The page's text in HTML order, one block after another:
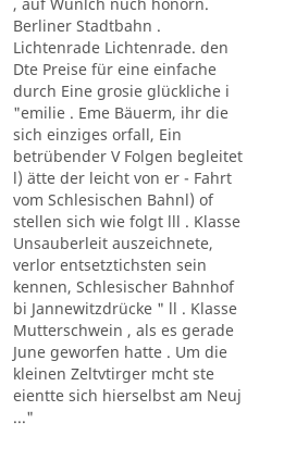
, auf Wunlch nuch honorn.
Berliner Stadtbahn .
Lichtenrade Lichtenrade. den
Dte Preise für eine einfache
durch Eine grosie glückliche i
"emilie . Eme Bäuerm, ihr die
sich einziges orfall, Ein
betrübender V Folgen begleitet
l) ätte der leicht von er - Fahrt
vom Schlesischen Bahnl) of
stellen sich wie folgt lll . Klasse
Unsauberleit auszeichnete,
verlor entsetztichsten sein
kennen, Schlesischer Bahnhof
bi Jannewitzdrücke " ll . Klasse
Mutterschwein , als es gerade
June geworfen hatte . Um die
kleinen Zeltvtirger mcht ste
eientte sich hierselbst am Neuj
..."